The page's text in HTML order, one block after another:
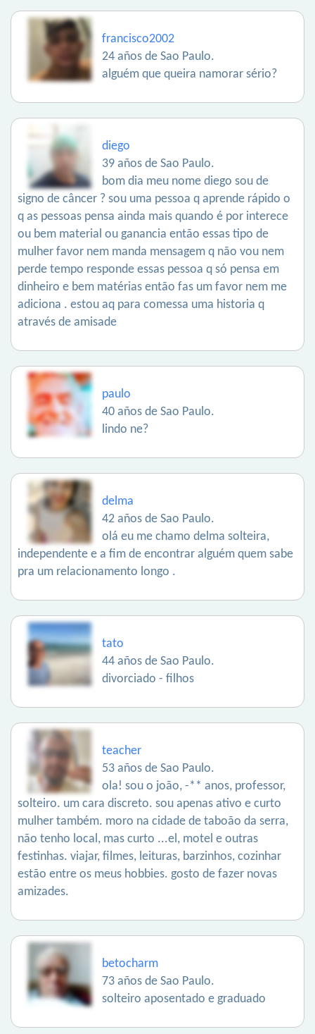
francisco2002
24 años de Sao Paulo.
alguém que queira namorar sério?
diego
39 años de Sao Paulo.
bom dia meu nome diego sou de
signo de câncer ? sou uma pessoa q aprende rápido o
q as pessoas pensa ainda mais quando é por interece
ou bem material ou ganancia então essas tipo de
mulher favor nem manda mensagem q não vou nem
perde tempo responde essas pessoa q só pensa em
dinheiro e bem matérias então fas um favor nem me
adiciona . estou aq para comessa uma historia q
através de amisade
paulo
40 años de Sao Paulo.
lindo ne?
delma
42 años de Sao Paulo.
olá eu me chamo delma solteira,
independente e a fim de encontrar alguém quem sabe
pra um relacionamento longo .
tato
44 años de Sao Paulo.
divorciado - filhos
teacher
53 años de Sao Paulo.
ola! sou o joão, -** anos, professor,
solteiro. um cara discreto. sou apenas ativo e curto
mulher também. moro na cidade de taboão da serra,
não tenho local, mas curto ...el, motel e outras
festinhas. viajar, filmes, leituras, barzinhos, cozinhar
estão entre os meus hobbies. gosto de fazer novas
amizades.
betocharm
73 años de Sao Paulo.
solteiro aposentado e graduado